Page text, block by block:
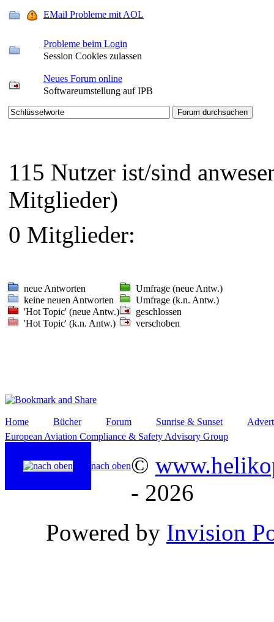
EMail Probleme mit AOL
Probleme beim Login
Session Cookies zulassen
Neues Forum online
Softwareumstellung auf IPB
115 Nutzer ist/sind
Mitglieder)
0 Mitglieder:
neue Antworten
keine neuen Antworten
'Hot Topic' (neue Antw.)
'Hot Topic' (k.n. Antw.)
Umfrage (neue Antw.)
Umfrage (k.n. Antw.)
geschlossen
verschoben
Home Bücher Forum Sunrise & Sunset
European Aviation Compliance & Safety Advisory Group
nach oben©
- 2026
Powered by Invision